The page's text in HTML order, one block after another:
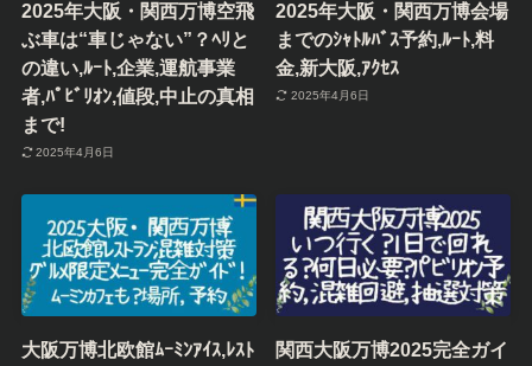
2025年大阪・関西万博空飛
ぶ車は“車じゃない”？ﾍﾘと
の違い,ﾙｰﾄ,企業,運航事業
者,ﾊﾟﾋﾞﾘｵﾝ,値段,中止の真相
まで!
2025年4月6日
2025年大阪・関西万博会場
までのｼｬﾄﾙﾊﾞｽ予約,ﾙｰﾄ,料
金,新大阪,ｱｸｾｽ
2025年4月6日
大阪万博北欧館ﾑｰﾐﾝｱｲｽ,ﾚｽﾄ
関西大阪万博2025完全ガイ